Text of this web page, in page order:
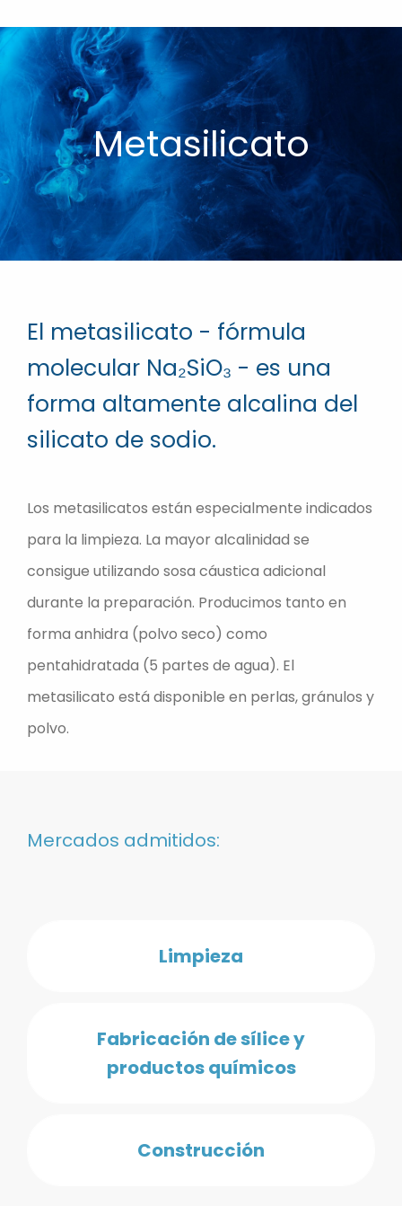
Metasilicato
El metasilicato - fórmula
molecular Na₂SiO₃ - es una
forma altamente alcalina del
silicato de sodio.
Los metasilicatos están especialmente indicados
para la limpieza. La mayor alcalinidad se
consigue utilizando sosa cáustica adicional
durante la preparación. Producimos tanto en
forma anhidra (polvo seco) como
pentahidratada (5 partes de agua). El
metasilicato está disponible en perlas, gránulos y
polvo.
Mercados admitidos:
Limpieza
Fabricación de sílice y
productos químicos
Construcción